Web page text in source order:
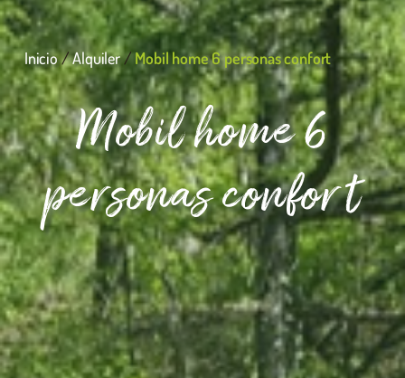
Inicio/Alquiler/Mobil home 6 personas confort
Mobil home 6
personas confort